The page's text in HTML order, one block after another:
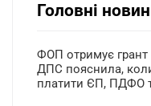
Головні
ФОП отримує грант
ДПС пояснила,
платити ЄП, ПДФО